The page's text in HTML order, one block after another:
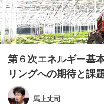
第６次エネルギー基
リングへの期待と
馬上丈司